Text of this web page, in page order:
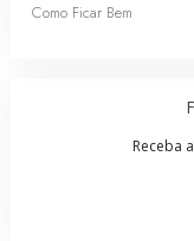
Como Ficar Bem
Receba